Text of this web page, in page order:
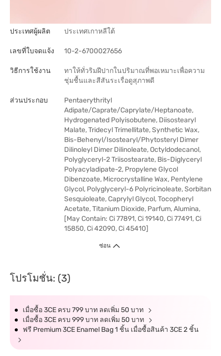
ประเทศผู้ผลิต ประเทศเกาหลีใต้
เลขที่ใบจดแจ้ง 10-2-6700027656
วิธีการใช้งาน
ทาให้ทั่วริมฝีปากในปริมาณที่พอเหมาะเพื่อความ
ชุ่มชื้นและสีสันระเรื่อดูสุภาพดี
ส่วนประกอบ
Pentaerythrityl
Adipate/Caprate/Caprylate/Heptanoate,
Hydrogenated Polyisobutene, Diisostearyl
Malate, Tridecyl Trimellitate, Synthetic Wax,
Bis-Behenyl/Isostearyl/Phytosteryl Dimer
Dilinoleyl Dimer Dilinoleate, Octyldodecanol,
Polyglyceryl-2 Triisostearate, Bis-Diglyceryl
Polyacyladipate-2, Propylene Glycol
Dibenzoate, Microcrystalline Wax, Pentylene
Glycol, Polyglyceryl-6 Polyricinoleate, Sorbitan
Sesquioleate, Caprylyl Glycol, Tocopheryl
Acetate, Titanium Dioxide, Parfum, Alumina,
[May Contain: Ci 77891, Ci 19140, Ci 77491, Ci
15850, Ci 42090, Ci 45410]
ซ่อน
โปรโมชั่น: (3)
เมื่อซื้อ 3CE ครบ 799 บาท ลดเพิ่ม 50 บาท
เมื่อซื้อ 3CE ครบ 999 บาท ลดเพิ่ม 50 บาท
ฟรี Premium 3CE Enamel Bag 1 ชิ้น เมื่อซื้อสินค้า 3CE 2 ชิ้น